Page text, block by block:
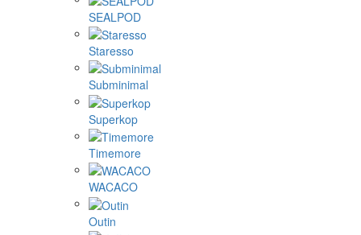
SEALPOD
Staresso
Subminimal
Superkop
Timemore
WACACO
Outin